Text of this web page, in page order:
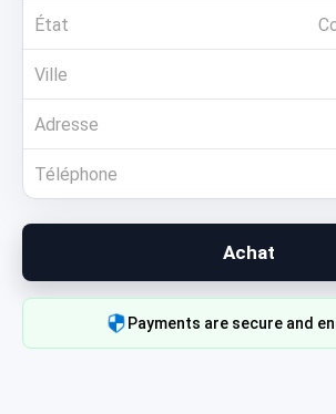
Achat
Payments are secure and